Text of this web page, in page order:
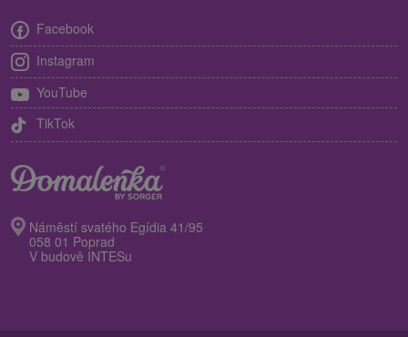
Facebook
Instagram
YouTube
TikTok
Náměstí svatého Egídia 41/95
058 01 Poprad
V budově INTESu